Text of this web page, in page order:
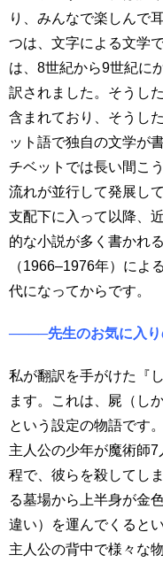
り、みんなで楽しんで
つは、文字による文学
は、8世紀から9世紀に
訳されました。そうし
含まれており、そうし
ット語で独自の文学が
チベットでは長い間こ
流れが並行して発展し
支配下に入って以降、
的な小説が多く書かれ
（1966–1976年）に
代になってからです。
────先生のお気に入
私が翻訳を手がけた『
ます。これは、屍（し
という設定の物語です
主人公の少年が魔術師
程で、彼らを殺してし
る墓場から上半身が金
違い）を運んでくると
主人公の背中で様々な